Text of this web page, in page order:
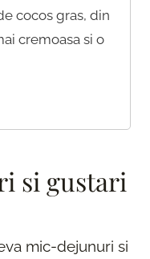
cocos gras, din
cremoasa si o
si gustari
mic-dejunuri si